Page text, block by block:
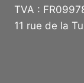
TVA :
11 rue de la